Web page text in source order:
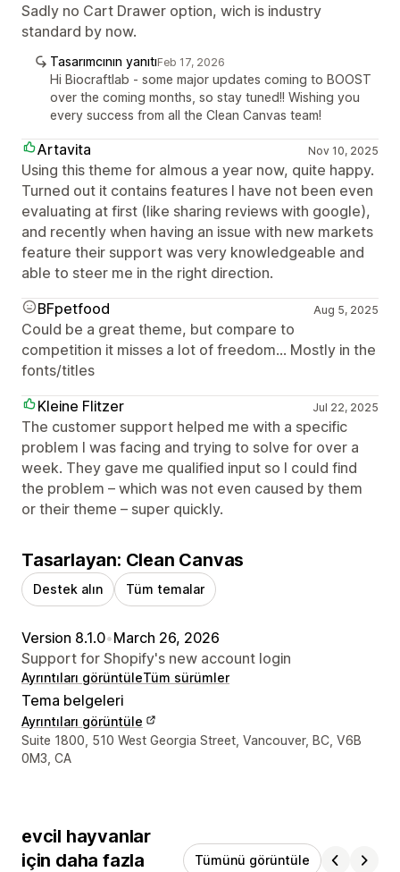
Sadly no Cart Drawer option, wich is industry
standard by now.
Tasarımcının yanıtıFeb 17, 2026
Hi Biocraftlab - some major updates coming to BOOST
over the coming months, so stay tuned!! Wishing you
every success from all the Clean Canvas team!
Artavita Nov 10, 2025
Using this theme for almous a year now, quite happy.
Turned out it contains features I have not been even
evaluating at first (like sharing reviews with google),
and recently when having an issue with new markets
feature their support was very knowledgeable and
able to steer me in the right direction.
BFpetfood
Aug 5, 2025
Could be a great theme, but compare to
competition it misses a lot of freedom... Mostly in the
fonts/titles
Kleine Flitzer
Jul 22, 2025
The customer support helped me with a specific
problem I was facing and trying to solve for over a
week. They gave me qualified input so I could find
the problem – which was not even caused by them
or their theme – super quickly.
Tasarlayan: Clean Canvas
Destek alın Tüm temalar
Version 8.1.0•March 26, 2026
Support for Shopify's new account login
Ayrıntıları görüntüleTüm sürümler
Tema belgeleri
Ayrıntıları görüntüle
Tasarımcı iletişim bilgileri
Suite 1800, 510 West Georgia Street, Vancouver, BC, V6B
0M3, CA
evcil hayvanlar
için daha fazla
Tümünü görüntüle